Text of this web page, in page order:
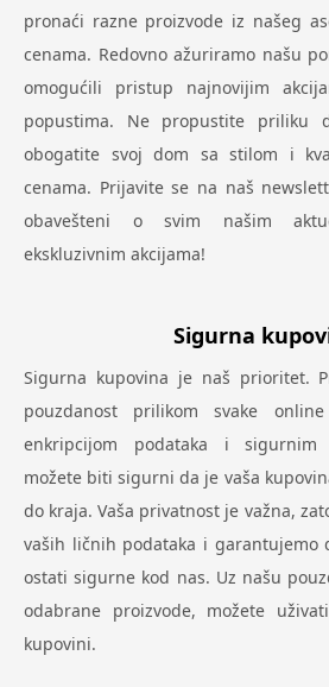
pronaći razne proizvode iz našeg
cenama. Redovno ažuriramo našu
omogućili pristup najnovijim
popustima. Ne propustite priliku
obogatite svoj dom sa stilom i
cenama. Prijavite se na naš
obavešteni o svim našim
ekskluzivnim akcijama!
Sigurna
Sigurna kupovina je naš prioritet.
pouzdanost prilikom svake
enkripcijom podataka i sigurnim
možete biti sigurni da je vaša
do kraja. Vaša privatnost je važna,
vaših ličnih podataka i garantujemo
ostati sigurne kod nas. Uz našu
odabrane proizvode, možete
kupovini.